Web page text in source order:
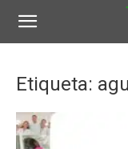
Etiqueta: